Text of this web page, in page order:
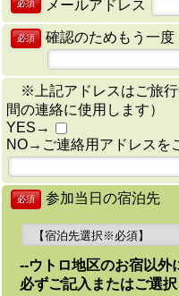
必須 メールアドレス
必須 確認のためもう一度
※上記アドレスはご旅行
間の連絡に使用します）
YES→
NO→ご連絡用アドレスを
必須 参加当日の宿泊先
--ウトロ地区のお宿以
必ずご記入またはご選